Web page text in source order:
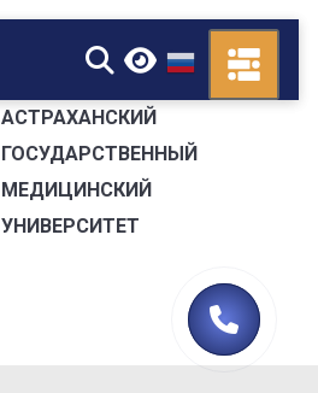
▼
АСТРАХАНСКИЙ
ГОСУДАРСТВЕННЫЙ
МЕДИЦИНСКИЙ
УНИВЕРСИТЕТ